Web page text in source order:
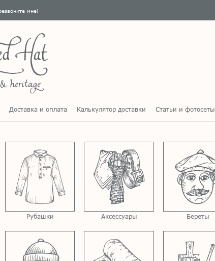
мне!
Доставка и оплата Калькулятор доставки Статьи и фотосеты
Рубашки Аксессуары Береты